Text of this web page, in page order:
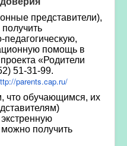
представители),
помощь в
«Родители
51-31-99.
parents.cap.ru/
что обучающимся, их
получить